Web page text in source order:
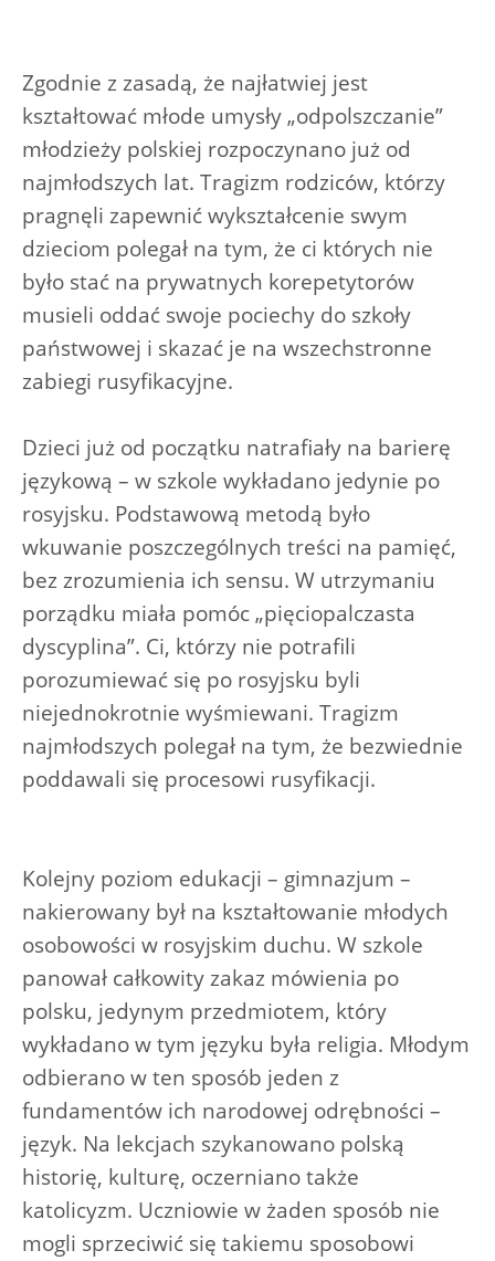
Zgodnie z zasadą, że najłatwiej jest
kształtować młode umysły „odpolszczanie”
młodzieży polskiej rozpoczynano już od
najmłodszych lat. Tragizm rodziców, którzy
pragnęli zapewnić wykształcenie swym
dzieciom polegał na tym, że ci których nie
było stać na prywatnych korepetytorów
musieli oddać swoje pociechy do szkoły
państwowej i skazać je na wszechstronne
zabiegi rusyfikacyjne.
Dzieci już od początku natrafiały na barierę
językową – w szkole wykładano jedynie po
rosyjsku. Podstawową metodą było
wkuwanie poszczególnych treści na pamięć,
bez zrozumienia ich sensu. W utrzymaniu
porządku miała pomóc „pięciopalczasta
dyscyplina”. Ci, którzy nie potrafili
porozumiewać się po rosyjsku byli
niejednokrotnie wyśmiewani. Tragizm
najmłodszych polegał na tym, że bezwiednie
poddawali się procesowi rusyfikacji.
Kolejny poziom edukacji – gimnazjum –
nakierowany był na kształtowanie młodych
osobowości w rosyjskim duchu. W szkole
panował całkowity zakaz mówienia po
polsku, jedynym przedmiotem, który
wykładano w tym języku była religia. Młodym
odbierano w ten sposób jeden z
fundamentów ich narodowej odrębności –
język. Na lekcjach szykanowano polską
historię, kulturę, oczerniano także
katolicyzm. Uczniowie w żaden sposób nie
mogli sprzeciwić się takiemu sposobowi